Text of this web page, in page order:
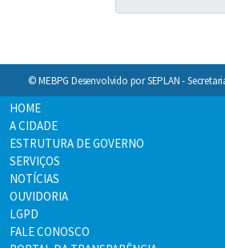
© MEBPG Desenvolvido por SEPLAN -
HOME
A CIDADE
ESTRUTURA DE GOVERNO
SERVIÇOS
NOTÍCIAS
OUVIDORIA
LGPD
FALE CONOSCO